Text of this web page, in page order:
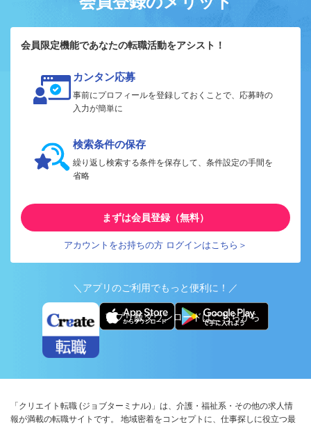
会員限定機能であなたの転職活動をアシスト！
カンタン応募
事前にプロフィールを登録しておくことで、応募時の
入力が簡単に
検索条件の保存
繰り返し検索する条件を保存して、条件設定の手間を
省略
まずは会員登録（無料）
アカウントをお持ちの方 ログインはこちら＞
＼アプリのご利用でもっと便利に！／
アプリ版ダウンロードはこちらから
「クリエイト転職 (ジョブターミナル)」は、介護・福祉系・その他の求人情
報が満載の転職サイトです。 地域密着をコンセプトに、仕事探しに役立つ最